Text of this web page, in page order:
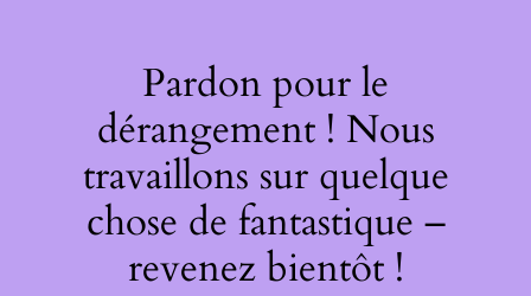
Pardon pour le
dérangement ! Nous
travaillons sur quelque
chose de fantastique –
revenez bientôt !